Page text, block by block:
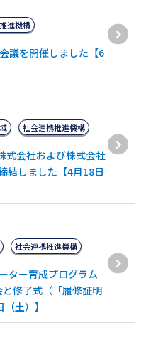
議を開催しました【6
進機構
会社および株式会社
結しました【4月18日
社会連携推進機構
ター育成プログラム
と修了式（「履修証明
土）】
社会連携推進機構